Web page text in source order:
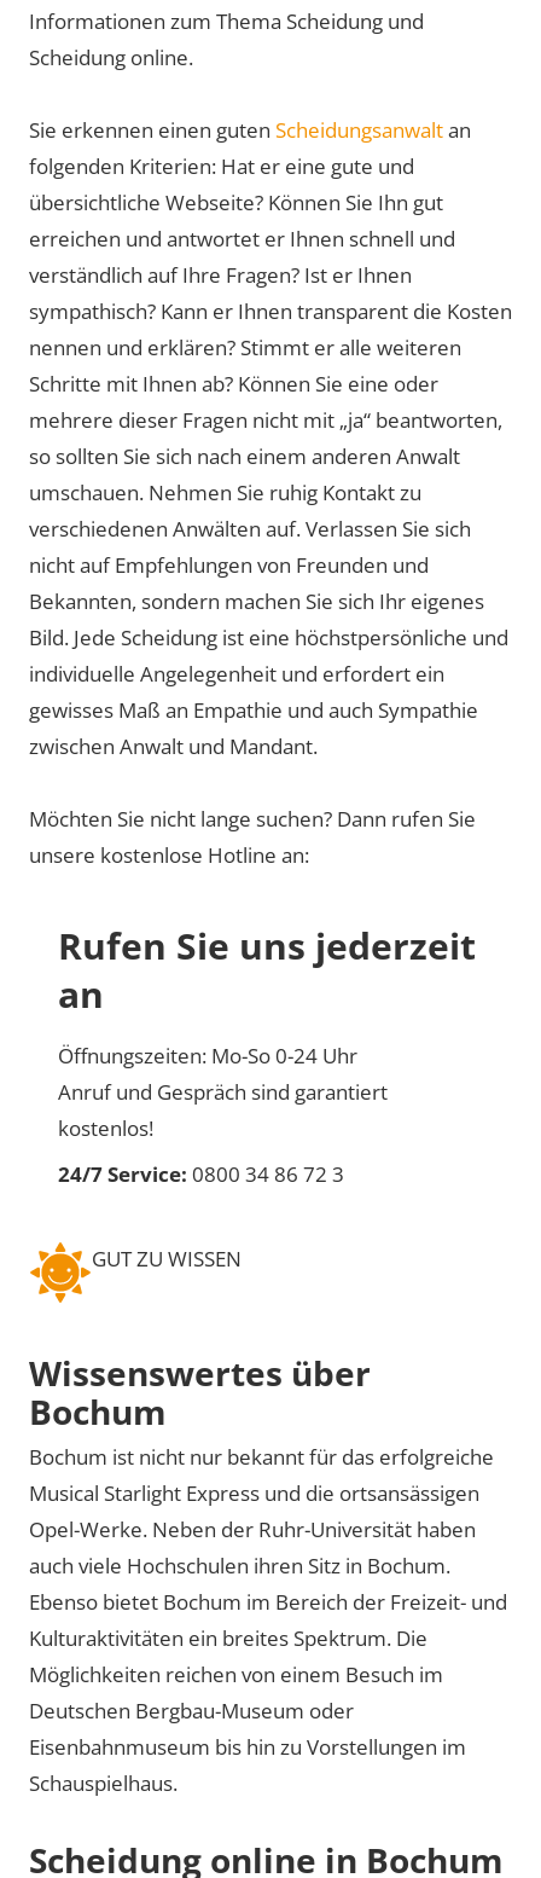
Informationen zum Thema Scheidung und
Scheidung online.
Sie erkennen einen guten Scheidungsanwaltan
folgenden Kriterien: Hat er eine gute und
übersichtliche Webseite? Können Sie Ihn gut
erreichen und antwortet er Ihnen schnell und
verständlich auf Ihre Fragen? Ist er Ihnen
sympathisch? Kann er Ihnen transparent die Kosten
nennen und erklären? Stimmt er alle weiteren
Schritte mit Ihnen ab? Können Sie eine oder
mehrere dieser Fragen nicht mit „ja“ beantworten,
so sollten Sie sich nach einem anderen Anwalt
umschauen. Nehmen Sie ruhig Kontakt zu
verschiedenen Anwälten auf. Verlassen Sie sich
nicht auf Empfehlungen von Freunden und
Bekannten, sondern machen Sie sich Ihr eigenes
Bild. Jede Scheidung ist eine höchstpersönliche und
individuelle Angelegenheit und erfordert ein
gewisses Maß an Empathie und auch Sympathie
zwischen Anwalt und Mandant.
Möchten Sie nicht lange suchen? Dann rufen Sie
unsere kostenlose Hotline an:
Rufen Sie uns jederzeit
an
Öffnungszeiten: Mo-So 0-24 Uhr
Anruf und Gespräch sind garantiert
kostenlos!
24/7 Service: 0800 34 86 72 3
GUT ZU WISSEN
Wissenswertes über
Bochum
Bochum ist nicht nur bekannt für das erfolgreiche
Musical Starlight Express und die ortsansässigen
Opel-Werke. Neben der Ruhr-Universität haben
auch viele Hochschulen ihren Sitz in Bochum.
Ebenso bietet Bochum im Bereich der Freizeit- und
Kulturaktivitäten ein breites Spektrum. Die
Möglichkeiten reichen von einem Besuch im
Deutschen Bergbau-Museum oder
Eisenbahnmuseum bis hin zu Vorstellungen im
Schauspielhaus.
Scheidung online in Bochum